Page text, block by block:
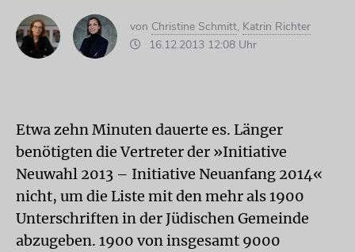
von Christine Schmitt, Katrin Richter
16.12.2013 12:08 Uhr
Etwa zehn Minuten dauerte es. Länger
benötigten die Vertreter der »Initiative
Neuwahl 2013 – Initiative Neuanfang 2014«
nicht, um die Liste mit den mehr als 1900
Unterschriften in der Jüdischen Gemeinde
abzugeben. 1900 von insgesamt 9000